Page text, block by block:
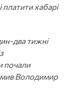
хабарі
два тижні
почали
Володимир